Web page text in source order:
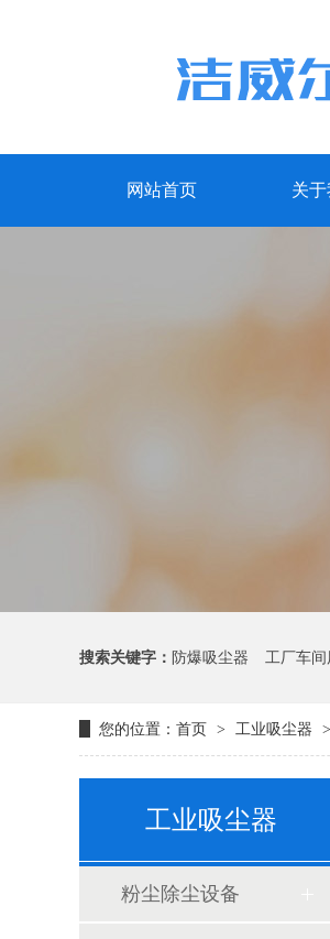
网站首页 关
搜索关键字： 防爆吸尘器 工厂车
您的位置： 首页 > 工业吸尘器 >
工业吸尘器
粉尘除尘设备